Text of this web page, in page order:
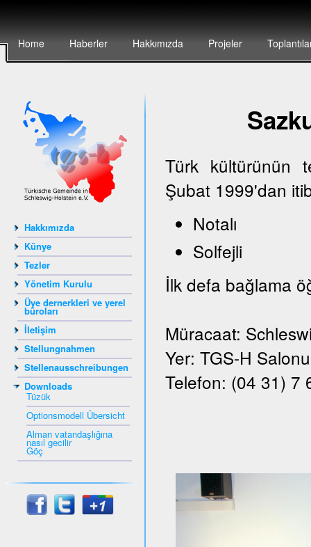
Home Haberler Hakkımızda Projeler
Hakkımızda
Künye
Tezler
Yönetim Kurulu
Üye dernerkleri ve yerel
büroları
İletişim
Stellungnahmen
Stellenausschreibungen
Downloads
Tüzük
Optionsmodell Übersicht
Alman vatandaşlığına
nasıl gecilir
Göç
Türk kültürünün
Şubat 1999'dan
Notalı
Solfejli
İlk defa bağlama
Müracaat:
Yer: TGS-H
Telefon: (04 31) 7